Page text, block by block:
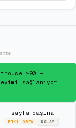
≥90 —
sağlanıyor.
sayfa başına
ETKIORTA KOLAY